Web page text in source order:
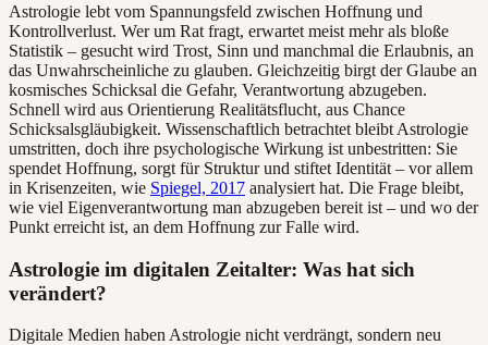
Astrologie lebt vom Spannungsfeld zwischen Hoffnung und
Kontrollverlust. Wer um Rat fragt, erwartet meist mehr als bloße
Statistik – gesucht wird Trost, Sinn und manchmal die Erlaubnis, an
das Unwahrscheinliche zu glauben. Gleichzeitig birgt der Glaube an
kosmisches Schicksal die Gefahr, Verantwortung abzugeben.
Schnell wird aus Orientierung Realitätsflucht, aus Chance
Schicksalsgläubigkeit. Wissenschaftlich betrachtet bleibt Astrologie
umstritten, doch ihre psychologische Wirkung ist unbestritten: Sie
spendet Hoffnung, sorgt für Struktur und stiftet Identität – vor allem
in Krisenzeiten, wie Spiegel, 2017 analysiert hat. Die Frage bleibt,
wie viel Eigenverantwortung man abzugeben bereit ist – und wo der
Punkt erreicht ist, an dem Hoffnung zur Falle wird.
Astrologie im digitalen Zeitalter: Was hat sich
verändert?
Digitale Medien haben Astrologie nicht verdrängt, sondern neu